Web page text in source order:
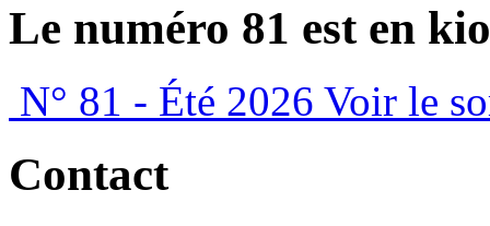
Le numéro 81 est en
N° 81 - Été 2026 Voir le
Contact